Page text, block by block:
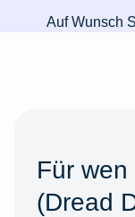
Auf Wunsch
Für
(Dread